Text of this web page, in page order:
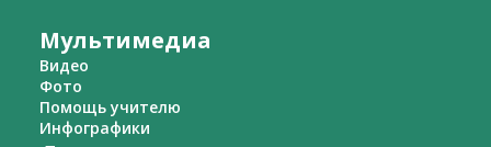
Мультимедиа
Видео
Фото
Помощь учителю
Инфографики